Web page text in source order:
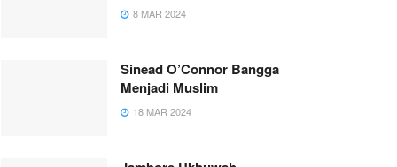
8 MAR 2024
Sinead O’Connor Bangga
Menjadi Muslim
18 MAR 2024